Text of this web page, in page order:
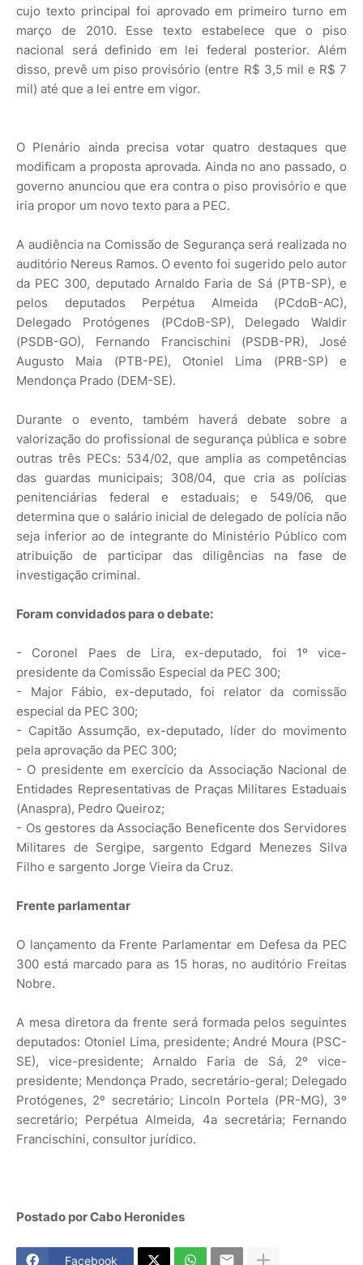
cujo texto principal foi aprovado em primeiro turno em
março de 2010. Esse texto estabelece que o piso
nacional será definido em lei federal posterior. Além
disso, prevê um piso provisório (entre R$ 3,5 mil e R$ 7
mil) até que a lei entre em vigor.
O Plenário ainda precisa votar quatro destaques que
modificam a proposta aprovada. Ainda no ano passado, o
governo anunciou que era contra o piso provisório e que
iria propor um novo texto para a PEC.
A audiência na Comissão de Segurança será realizada no
auditório Nereus Ramos. O evento foi sugerido pelo autor
da PEC 300, deputado Arnaldo Faria de Sá (PTB-SP), e
pelos deputados Perpétua Almeida (PCdoB-AC),
Delegado Protógenes (PCdoB-SP), Delegado Waldir
(PSDB-GO), Fernando Francischini (PSDB-PR), José
Augusto Maia (PTB-PE), Otoniel Lima (PRB-SP) e
Mendonça Prado (DEM-SE).
Durante o evento, também haverá debate sobre a
valorização do profissional de segurança pública e sobre
outras três PECs: 534/02, que amplia as competências
das guardas municipais; 308/04, que cria as polícias
penitenciárias federal e estaduais; e 549/06, que
determina que o salário inicial de delegado de polícia não
seja inferior ao de integrante do Ministério Público com
atribuição de participar das diligências na fase de
investigação criminal.
Foram convidados para o debate:
- Coronel Paes de Lira, ex-deputado, foi 1º vice-
presidente da Comissão Especial da PEC 300;
- Major Fábio, ex-deputado, foi relator da comissão
especial da PEC 300;
- Capitão Assumção, ex-deputado, líder do movimento
pela aprovação da PEC 300;
- O presidente em exercício da Associação Nacional de
Entidades Representativas de Praças Militares Estaduais
(Anaspra), Pedro Queiroz;
- Os gestores da Associação Beneficente dos Servidores
Militares de Sergipe, sargento Edgard Menezes Silva
Filho e sargento Jorge Vieira da Cruz.
Frente parlamentar
O lançamento da Frente Parlamentar em Defesa da PEC
300 está marcado para as 15 horas, no auditório Freitas
Nobre.
A mesa diretora da frente será formada pelos seguintes
deputados: Otoniel Lima, presidente; André Moura (PSC-
SE), vice-presidente; Arnaldo Faria de Sá, 2º vice-
presidente; Mendonça Prado, secretário-geral; Delegado
Protógenes, 2º secretário; Lincoln Portela (PR-MG), 3º
secretário; Perpétua Almeida, 4a secretária; Fernando
Francischini, consultor jurídico.
Postado por Cabo Heronides
Facebook